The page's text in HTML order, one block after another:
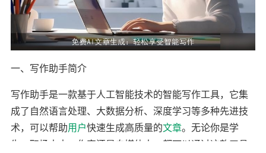
一、写作助手简介
写作助手是一款基于人工智能技术的智能写作工具，它集
成了自然语言处理、大数据分析、深度学习等多种先进技
术，可以帮助用户快速生成高质量的文章。无论你是学
生、职场人士、作家还是自媒体人，都可以通过这款工具